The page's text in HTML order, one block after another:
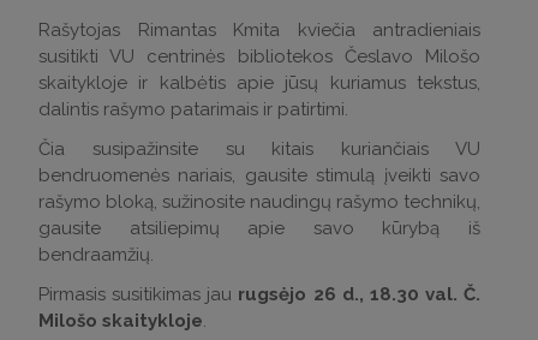
Rašytojas Rimantas Kmita kviečia antradieniais
susitikti VU centrinės bibliotekos Česlavo Milošo
skaitykloje ir kalbėtis apie jūsų kuriamus tekstus,
dalintis rašymo patarimais ir patirtimi.
Čia susipažinsite su kitais kuriančiais VU
bendruomenės nariais, gausite stimulą įveikti savo
rašymo bloką, sužinosite naudingų rašymo technikų,
gausite atsiliepimų apie savo kūrybą iš
bendraamžių.
Pirmasis susitikimas jau rugsėjo 26 d., 18.30 val. Č.
Milošo skaitykloje